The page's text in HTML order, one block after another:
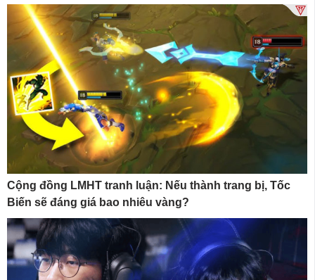
Cộng đồng LMHT tranh luận: Nếu thành trang bị, Tốc
Biến sẽ đáng giá bao nhiêu vàng?